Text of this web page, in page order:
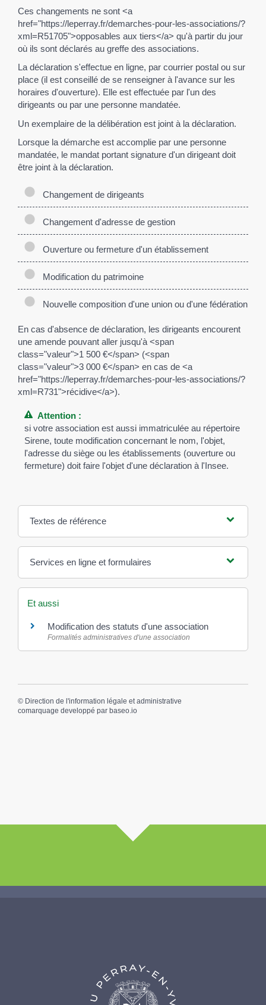
Ces changements ne sont <a
href="https://leperray.fr/demarches-pour-les-associations/?
xml=R51705">opposables aux tiers</a> qu'à partir du jour
où ils sont déclarés au greffe des associations.
La déclaration s'effectue en ligne, par courrier postal ou sur
place (il est conseillé de se renseigner à l'avance sur les
horaires d'ouverture). Elle est effectuée par l'un des
dirigeants ou par une personne mandatée.
Un exemplaire de la délibération est joint à la déclaration.
Lorsque la démarche est accomplie par une personne
mandatée, le mandat portant signature d'un dirigeant doit
être joint à la déclaration.
Changement de dirigeants
Changement d'adresse de gestion
Ouverture ou fermeture d'un établissement
Modification du patrimoine
Nouvelle composition d'une union ou d'une fédération
En cas d'absence de déclaration, les dirigeants encourent
une amende pouvant aller jusqu'à <span
class="valeur">1 500 €</span> (<span
class="valeur">3 000 €</span> en cas de <a
href="https://leperray.fr/demarches-pour-les-associations/?
xml=R731">récidive</a>).
Attention :
si votre association est aussi immatriculée au répertoire
Sirene, toute modification concernant le nom, l'objet,
l'adresse du siège ou les établissements (ouverture ou
fermeture) doit faire l'objet d'une déclaration à l'Insee.
Textes de référence
Services en ligne et formulaires
Et aussi
Modification des statuts d'une association
Formalités administratives d'une association
© Direction de l'information légale et administrative
comarquage developpé par baseo.io